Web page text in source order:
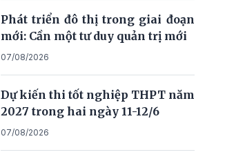
Phát triển đô thị trong giai đoạn
mới: Cần một tư duy quản trị mới
07/08/2026
Dự kiến thi tốt nghiệp THPT năm
2027 trong hai ngày 11-12/6
07/08/2026